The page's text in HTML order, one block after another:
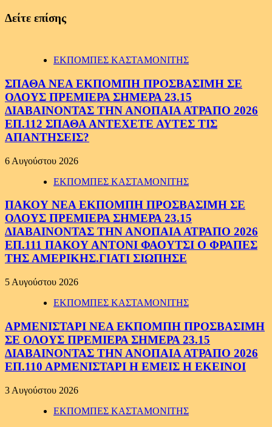
Δείτε επίσης
ΕΚΠΟΜΠΕΣ ΚΑΣΤΑΜΟΝΙΤΗΣ
ΣΠΑΘΑ ΝΕΑ ΕΚΠΟΜΠΗ ΠΡΟΣΒΑΣΙΜΗ ΣΕ
ΟΛΟΥΣ ΠΡΕΜΙΕΡΑ ΣΗΜΕΡΑ 23.15
ΔΙΑΒΑΙΝΟΝΤΑΣ ΤΗΝ ΑΝΟΠΑΙΑ ΑΤΡΑΠΟ 2026
ΕΠ.112 ΣΠΑΘΑ ΑΝΤΕΧΕΤΕ ΑΥΤΕΣ ΤΙΣ
ΑΠΑΝΤΗΣΕΙΣ?
6 Αυγούστου 2026
ΕΚΠΟΜΠΕΣ ΚΑΣΤΑΜΟΝΙΤΗΣ
ΠΑΚΟΥ ΝΕΑ ΕΚΠΟΜΠΗ ΠΡΟΣΒΑΣΙΜΗ ΣΕ
ΟΛΟΥΣ ΠΡΕΜΙΕΡΑ ΣΗΜΕΡΑ 23.15
ΔΙΑΒΑΙΝΟΝΤΑΣ ΤΗΝ ΑΝΟΠΑΙΑ ΑΤΡΑΠΟ 2026
ΕΠ.111 ΠΑΚΟΥ ΑΝΤΟΝΙ ΦΑΟΥΤΣΙ Ο ΦΡΑΠΕΣ
ΤΗΣ ΑΜΕΡΙΚΗΣ.ΓΙΑΤΙ ΣΙΩΠΗΣΕ
5 Αυγούστου 2026
ΕΚΠΟΜΠΕΣ ΚΑΣΤΑΜΟΝΙΤΗΣ
ΑΡΜΕΝΙΣΤΑΡΙ ΝΕΑ ΕΚΠΟΜΠΗ ΠΡΟΣΒΑΣΙΜΗ
ΣΕ ΟΛΟΥΣ ΠΡΕΜΙΕΡΑ ΣΗΜΕΡΑ 23.15
ΔΙΑΒΑΙΝΟΝΤΑΣ ΤΗΝ ΑΝΟΠΑΙΑ ΑΤΡΑΠΟ 2026
ΕΠ.110 ΑΡΜΕΝΙΣΤΑΡΙ Η ΕΜΕΙΣ Η ΕΚΕΙΝΟΙ
3 Αυγούστου 2026
ΕΚΠΟΜΠΕΣ ΚΑΣΤΑΜΟΝΙΤΗΣ